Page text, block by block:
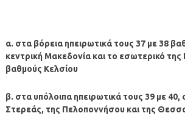
α. στα βόρεια ηπειρωτικά τους 37 με 38
κεντρική Μακεδονία και το εσωτερικό της
βαθμούς Κελσίου
β. στα υπόλοιπα ηπειρωτικά τους 39 με
Στερεάς, της Πελοποννήσου και της